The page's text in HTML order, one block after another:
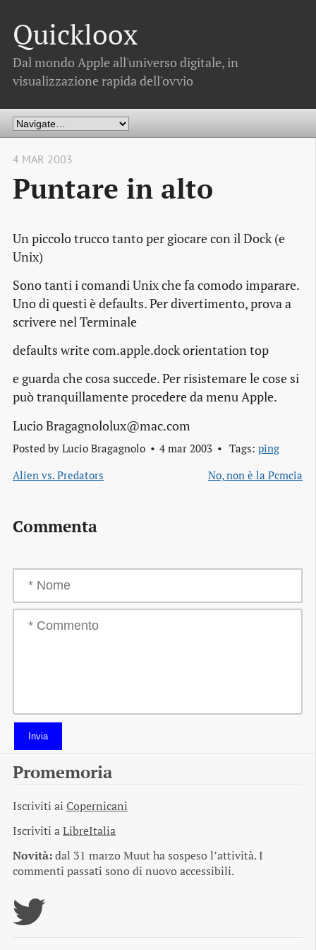
Quickloox
Dal mondo Apple all'universo digitale, in
visualizzazione rapida dell'ovvio
4 MAR 2003
Puntare in alto
Un piccolo trucco tanto per giocare con il Dock (e
Unix)
Sono tanti i comandi Unix che fa comodo imparare.
Uno di questi è defaults. Per divertimento, prova a
scrivere nel Terminale
defaults write com.apple.dock orientation top
e guarda che cosa succede. Per risistemare le cose si
può tranquillamente procedere da menu Apple.
Lucio Bragagnololux@mac.com
Posted by Lucio Bragagnolo 4 mar 2003 Tags: ping
Alien vs. Predators
No, non è la Pcmcia
Commenta
Invia
Promemoria
Iscriviti ai Copernicani
Iscriviti aLibreItalia
Novità:dal 31 marzo Muut ha sospeso l’attività. I
commenti passati sono di nuovo accessibili.